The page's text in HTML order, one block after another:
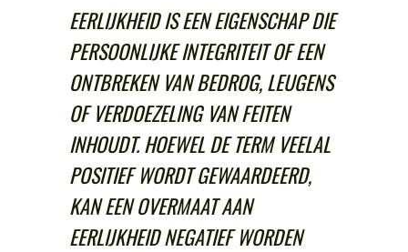
EERLIJKHEID IS EEN EIGENSCHAP DIE
PERSOONLIJKE INTEGRITEIT OF EEN
ONTBREKEN VAN BEDROG, LEUGENS
OF VERDOEZELING VAN FEITEN
INHOUDT. HOEWEL DE TERM VEELAL
POSITIEF WORDT GEWAARDEERD,
KAN EEN OVERMAAT AAN
EERLIJKHEID NEGATIEF WORDEN